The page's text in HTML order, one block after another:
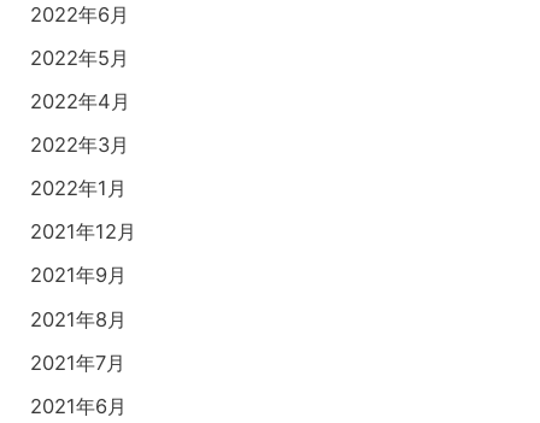
2022年6月
2022年5月
2022年4月
2022年3月
2022年1月
2021年12月
2021年9月
2021年8月
2021年7月
2021年6月